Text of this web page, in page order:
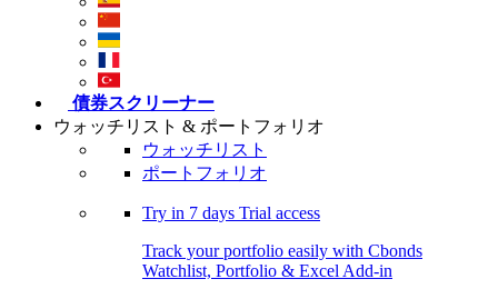
債券スクリーナー
ウォッチリスト & ポートフォリオ
ウォッチリスト
ポートフォリオ
Try in 7 days Trial access
Track your portfolio easily with Cbonds
Watchlist, Portfolio & Excel Add-in